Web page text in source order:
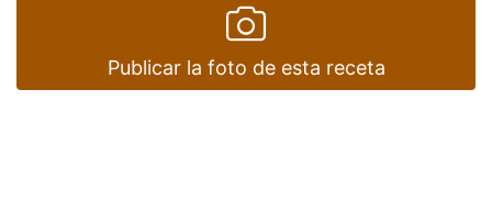
Publicar la foto de esta receta